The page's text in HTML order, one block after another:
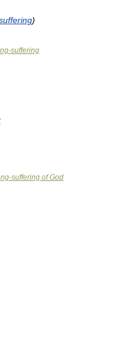
)
-suffering
-suffering of God